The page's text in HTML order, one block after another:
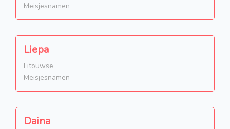
Meisjesnamen
Liepa
Litouwse
Meisjesnamen
Daina